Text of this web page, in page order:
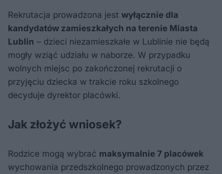
Rekrutacja prowadzona jest wyłącznie dla
kandydatów zamieszkałych na terenie Miasta
Lublin – dzieci niezamieszkałe w Lublinie nie będą
mogły wziąć udziału w naborze. W przypadku
wolnych miejsc po zakończonej rekrutacji o
przyjęciu dziecka w trakcie roku szkolnego
decyduje dyrektor placówki.
Jak złożyć wniosek?
Rodzice mogą wybrać maksymalnie 7 placówek
wychowania przedszkolnego prowadzonych przez